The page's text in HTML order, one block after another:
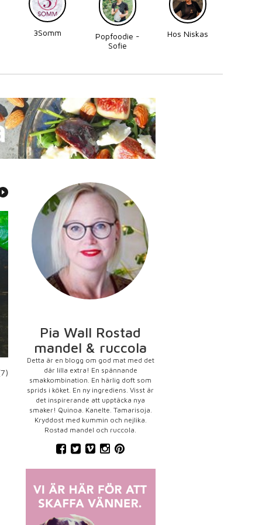
3Somm
Popfoodie -
Sofie
Hos Niskas
Pia Wall Rostad
mandel & ruccola
Detta är en blogg om god mat med det
där lilla extra! En spännande
smakkombination. En härlig doft som
sprids i köket. En ny ingrediens. Visst är
det inspirerande att upptäcka nya
smaker! Quinoa. Kanelte. Tamarisoja.
Kryddost med kummin och nejlika.
Rostad mandel och ruccola.